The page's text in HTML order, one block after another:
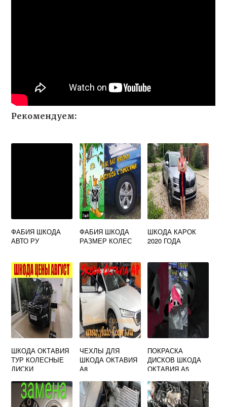
Рекомендуем:
ФАБИЯ ШКОДА
АВТО РУ
ФАБИЯ ШКОДА
РАЗМЕР КОЛЕС
ШКОДА КАРОК
2020 ГОДА
ШКОДА ОКТАВИЯ
ТУР КОЛЕСНЫЕ
ДИСКИ
ЧЕХЛЫ ДЛЯ
ШКОДА ОКТАВИЯ
А8
ПОКРАСКА
ДИСКОВ ШКОДА
ОКТАВИЯ А5